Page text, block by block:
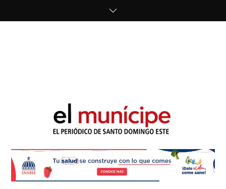
El Munícipe